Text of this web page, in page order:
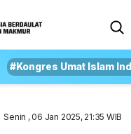
#Kongres Umat Islam
Senin , 06 Jan 2025, 21:35 WIB